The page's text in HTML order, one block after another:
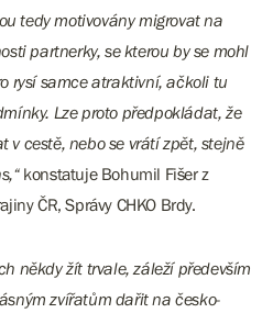
tedy motivovány migrovat na
partnerky, se kterou by se mohl
rysí samce atraktivní, ačkoli tu
Lze proto předpokládat, že
v cestě, nebo se vrátí zpět, stejně
konstatuje Bohumil Fišer z
ČR, Správy CHKO Brdy.
někdy žít trvale, záleží především
zvířatům dařit na česko-